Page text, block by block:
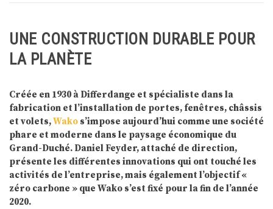
UNE CONSTRUCTION DURABLE POUR
LA PLANÈTE
Créée en 1930 à Differdange et spécialiste dans la
fabrication et l’installation de portes, fenêtres, châssis
et volets,Wako s’impose aujourd’hui comme une société
phare et moderne dans le paysage économique du
Grand-Duché. Daniel Feyder, attaché de direction,
présente les différentes innovations qui ont touché les
activités de l’entreprise, mais également l’objectif «
zéro carbone » que Wako s’est fixé pour la fin de l’année
2020.